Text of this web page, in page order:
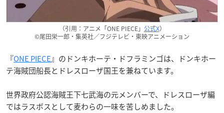
（引用：アニメ「ONE PIECE」 公式X）
©尾田栄一郎・集英社／フジテレビ・東映アニメーション
『ONE PIECE』のドンキホーテ・ドフラミンゴは、ドンキホー
テ海賊団船長とドレスローザ国王を兼ねています。
世界政府公認海賊王下七武海の元メンバーで、ドレスローザ編
ではラスボスとして麦わらの一味を苦しめました。